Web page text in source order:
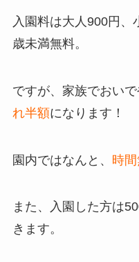
入園料は大人900円
歳未満無料。
ですが、家族でおい
れ半額になります！
園内ではなんと、 時
また、入園した方は
きます。